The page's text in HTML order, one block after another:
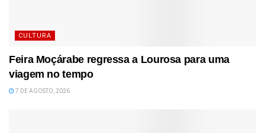
CULTURA
Feira Moçárabe regressa a Lourosa para uma
viagem no tempo
7 DE AGOSTO, 2026